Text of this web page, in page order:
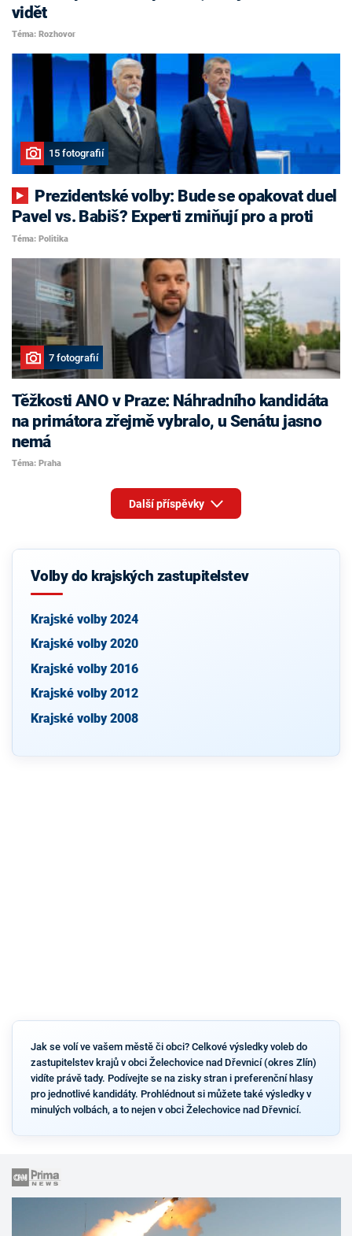
vidět
Téma: Rozhovor
15 fotografií
Pavel vs. Babiš? Experti zmiňují pro a proti
Téma: Politika
7 fotografií
Těžkosti ANO v Praze: Náhradního kandidáta
na primátora zřejmě vybralo, u Senátu jasno
nemá
Téma: Praha
Další příspěvky
Volby do krajských zastupitelstev
Krajské volby 2024
Krajské volby 2020
Krajské volby 2016
Krajské volby 2012
Krajské volby 2008
Jak se volí ve vašem městě či obci? Celkové výsledky voleb do
zastupitelstev krajů v obci Želechovice nad Dřevnicí (okres Zlín)
vidíte právě tady. Podívejte se na zisky stran i preferenční hlasy
pro jednotlivé kandidáty. Prohlédnout si můžete také výsledky v
minulých volbách, a to nejen v obci Želechovice nad Dřevnicí.